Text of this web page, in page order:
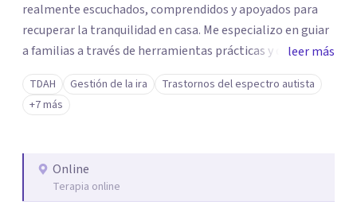
realmente escuchados, comprendidos y apoyados para
recuperar la tranquilidad en casa. Me especializo en guiar
a familias a través de herramientas prácticas y dinámicas
adaptadas a la edad de cada menor, dejando de lado las
etiquetas y los tecnicismos. Mi forma de trabajar se
centra en entender las emociones que hay detrás del
necesaria para superar sus retos y fortaleciendo la
comunicación entre ustedes. Acompaño a niños y
adolescentes que están lidiando con la ansiedad, la
leer más
TDAH Gestión de la ira
Trastornos del espectro autista
+7 más
Online
Terapia online